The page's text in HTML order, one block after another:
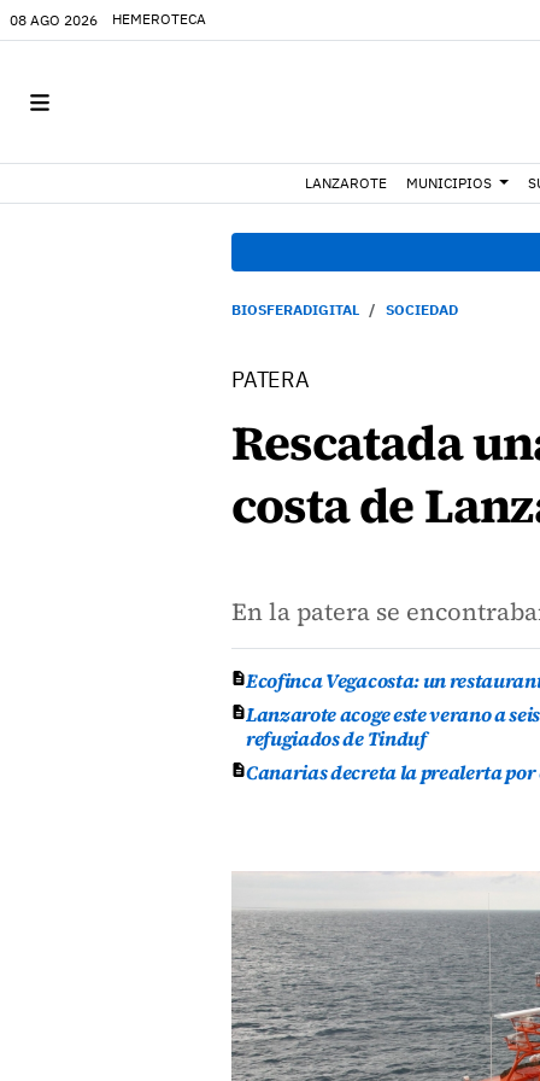
08 AGO 2026 HEMEROTECA
LANZAROTE MUNICIPIOS
BIOSFERADIGITAL SOCIEDAD
PATERA
Rescatada
costa de
En la patera se
Ecofinca Vegacosta: un
Lanzarote acoge este verano a
refugiados de Tinduf
Canarias decreta la prealerta por